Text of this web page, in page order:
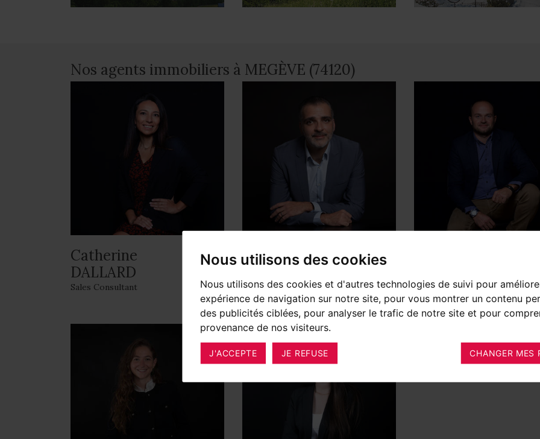
Nous utilisons des cookies
Nous utilisons des cookies et d'autres technologies de suivi pour
expérience de navigation sur notre site, pour vous montrer un contenu
des publicités ciblées, pour analyser le trafic de notre site et pour
provenance de nos visiteurs.
J'ACCEPTE JE REFUSE CHANGER MES
Nos agents immobiliers à MEGÈVE (74120)
Catherine
DALLARD
Sales Consultant
Gaël LOMBARD